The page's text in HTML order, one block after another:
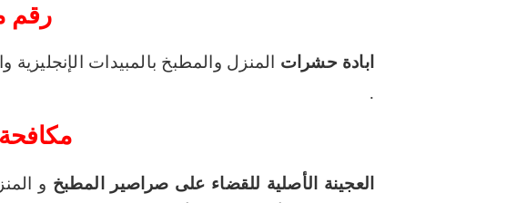
رقم
ابادة حشرات المنزل والمطبخ بالمبيدات الإنجليزية
.
العجينة الأصلية للقضاء على صراصير المطبخ و